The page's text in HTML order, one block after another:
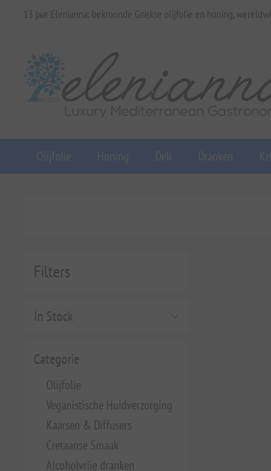
13 jaar Elenianna: bekroonde Griekse olijfolie en honing,
Olijfolie Honing Deli Dranken
Filters
In Stock
Categorie
Olijfolie
Veganistische Huidverzorging
Kaarsen & Diffusers
Cretaanse Smaak
Alcoholvrije dranken